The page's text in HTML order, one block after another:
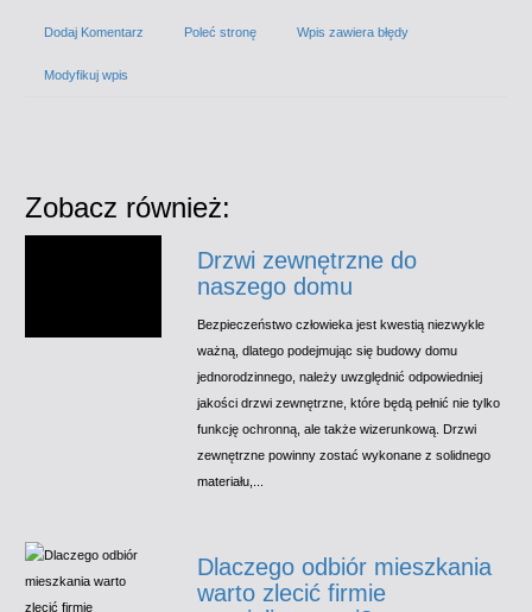
Dodaj Komentarz Poleć stronę Wpis zawiera błędy
Modyfikuj wpis
Zobacz również:
Drzwi zewnętrzne do
naszego domu
Bezpieczeństwo człowieka jest kwestią niezwykle
ważną, dlatego podejmując się budowy domu
jednorodzinnego, należy uwzględnić odpowiedniej
jakości drzwi zewnętrzne, które będą pełnić nie tylko
funkcję ochronną, ale także wizerunkową. Drzwi
zewnętrzne powinny zostać wykonane z solidnego
materiału,...
Dlaczego odbiór mieszkania
warto zlecić firmie